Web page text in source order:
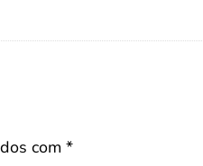
com *